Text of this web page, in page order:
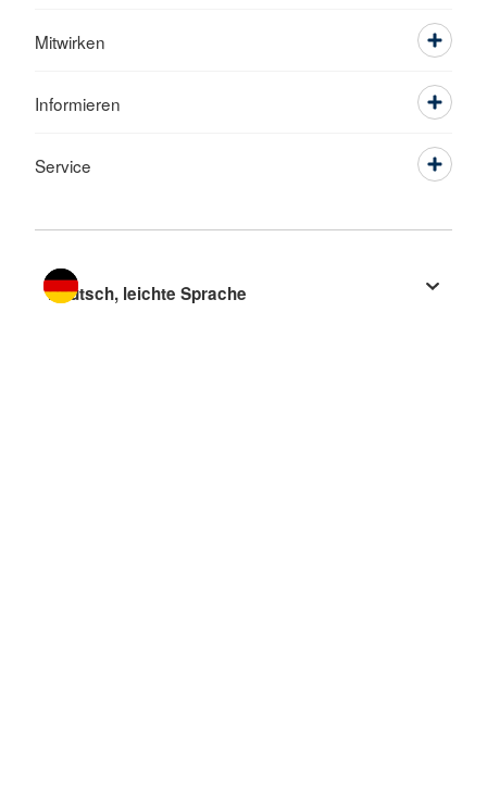
Mitwirken
Informieren
Service
Sprache wechseln zu